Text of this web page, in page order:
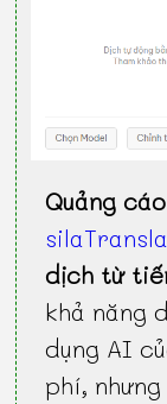
Quảng cáo
dịch từ
khả năng
dụng AI
phí,